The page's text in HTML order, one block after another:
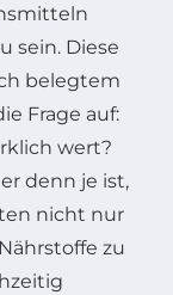
sein. Diese
belegtem
Frage auf:
wert?
denn je ist,
nicht nur
Nährstoffe zu